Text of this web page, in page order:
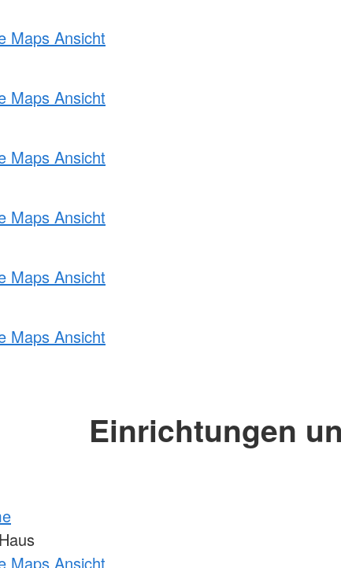
Maps Ansicht
Maps Ansicht
Maps Ansicht
Maps Ansicht
Maps Ansicht
Maps Ansicht
Einrichtungen
Maps Ansicht